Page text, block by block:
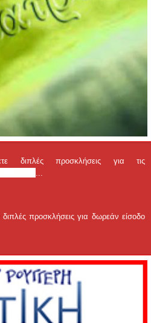
διπλές προσκλήσεις για τις
...
προσκλήσεις για δωρεάν είσοδο